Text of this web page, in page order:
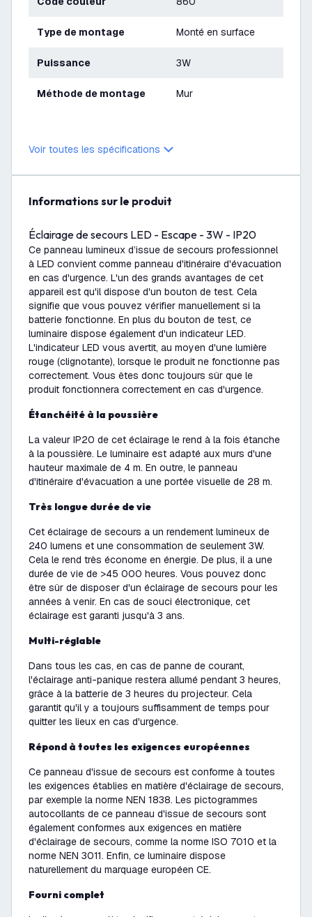
Type de montage Monté en surface
Puissance 3W
Méthode de montage Mur
Voir toutes les spécifications
Informations sur le produit
Éclairage de secours LED - Escape - 3W - IP20
Ce panneau lumineux d’issue de secours professionnel
à LED convient comme panneau d'itinéraire d'évacuation
en cas d'urgence. L'un des grands avantages de cet
appareil est qu'il dispose d'un bouton de test. Cela
signifie que vous pouvez vérifier manuellement si la
batterie fonctionne. En plus du bouton de test, ce
luminaire dispose également d'un indicateur LED.
L'indicateur LED vous avertit, au moyen d'une lumière
rouge (clignotante), lorsque le produit ne fonctionne pas
correctement. Vous êtes donc toujours sûr que le
produit fonctionnera correctement en cas d'urgence.
Étanchéité à la poussière
La valeur IP20 de cet éclairage le rend à la fois étanche
à la poussière. Le luminaire est adapté aux murs d'une
hauteur maximale de 4 m. En outre, le panneau
d'itinéraire d'évacuation a une portée visuelle de 28 m.
Très longue durée de vie
Cet éclairage de secours a un rendement lumineux de
240 lumens et une consommation de seulement 3W.
Cela le rend très économe en énergie. De plus, il a une
durée de vie de >45 000 heures. Vous pouvez donc
être sûr de disposer d'un éclairage de secours pour les
années à venir. En cas de souci électronique, cet
éclairage est garanti jusqu'à 3 ans.
Multi-réglable
Dans tous les cas, en cas de panne de courant,
l'éclairage anti-panique restera allumé pendant 3 heures,
grâce à la batterie de 3 heures du projecteur. Cela
garantit qu'il y a toujours suffisamment de temps pour
quitter les lieux en cas d'urgence.
Répond à toutes les exigences européennes
Ce panneau d'issue de secours est conforme à toutes
les exigences établies en matière d'éclairage de secours,
par exemple la norme NEN 1838. Les pictogrammes
autocollants de ce panneau d'issue de secours sont
également conformes aux exigences en matière
d'éclairage de secours, comme la norme ISO 7010 et la
norme NEN 3011. Enfin, ce luminaire dispose
naturellement du marquage européen CE.
Fourni complet